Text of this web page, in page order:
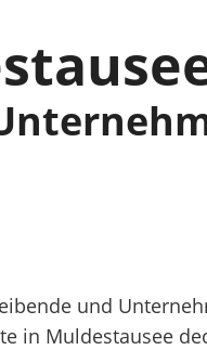
und
in Muldestausee